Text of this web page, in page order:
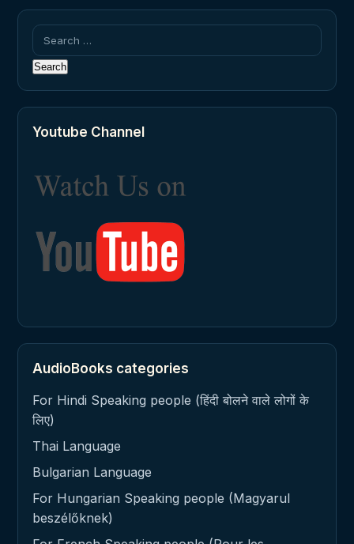
Search
for:
Youtube Channel
AudioBooks categories
For Hindi Speaking people (हिंदी बोलने वाले लोगों के
लिए)
Thai Language
Bulgarian Language
For Hungarian Speaking people (Magyarul
beszélőknek)